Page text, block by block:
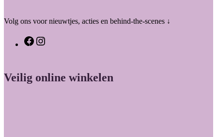
Volg ons voor nieuwtjes, acties en behind-the-scenes ↓
F
e
t
Veilig online winkelen